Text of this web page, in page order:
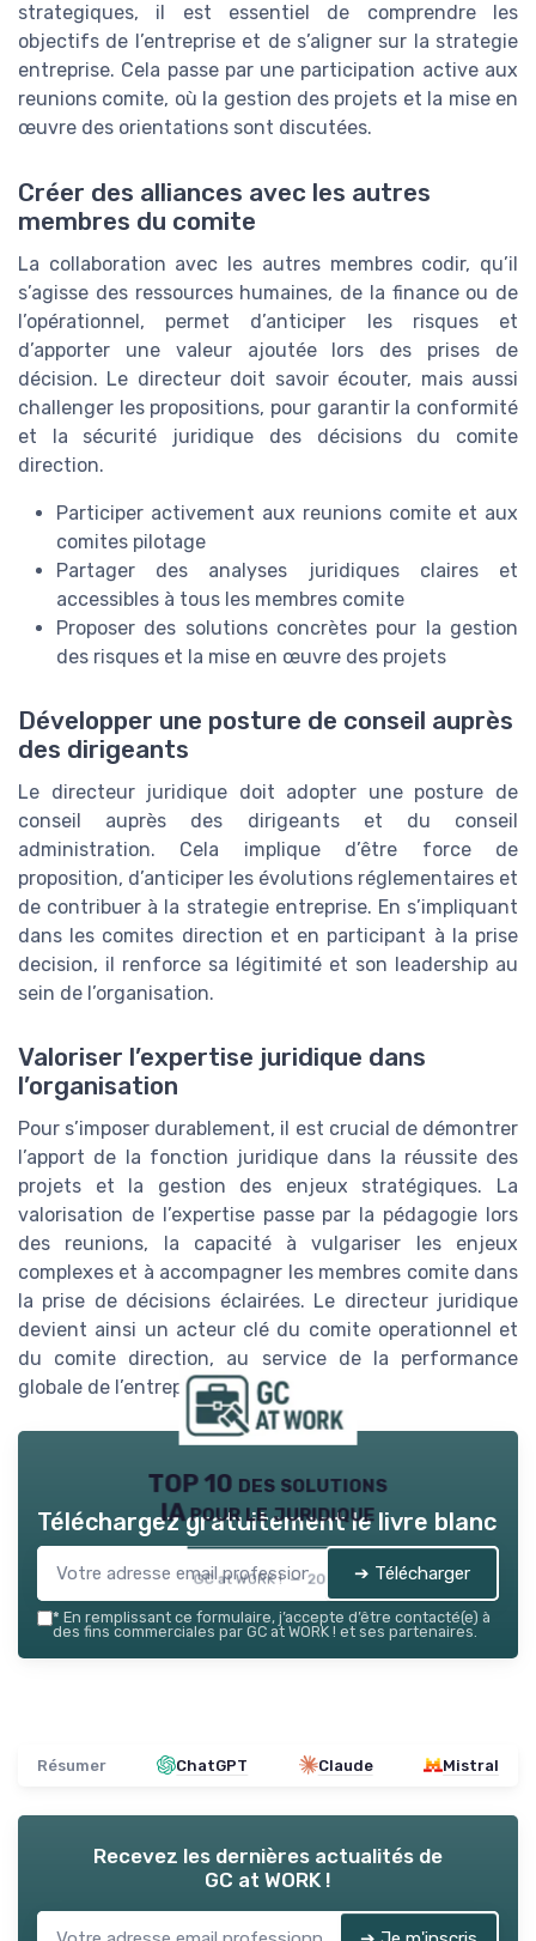
strategiques, il est essentiel de comprendre les
objectifs de l’entreprise et de s’aligner sur la strategie
entreprise. Cela passe par une participation active aux
reunions comite, où la gestion des projets et la mise en
œuvre des orientations sont discutées.
Créer des alliances avec les autres
membres du comite
La collaboration avec les autres membres codir, qu’il
s’agisse des ressources humaines, de la finance ou de
l’opérationnel, permet d’anticiper les risques et
d’apporter une valeur ajoutée lors des prises de
décision. Le directeur doit savoir écouter, mais aussi
challenger les propositions, pour garantir la conformité
et la sécurité juridique des décisions du comite
direction.
Participer activement aux reunions comite et aux
comites pilotage
Partager des analyses juridiques claires et
accessibles à tous les membres comite
Proposer des solutions concrètes pour la gestion
des risques et la mise en œuvre des projets
Développer une posture de conseil auprès
des dirigeants
Le directeur juridique doit adopter une posture de
conseil auprès des dirigeants et du conseil
administration. Cela implique d’être force de
proposition, d’anticiper les évolutions réglementaires et
de contribuer à la strategie entreprise. En s’impliquant
dans les comites direction et en participant à la prise
decision, il renforce sa légitimité et son leadership au
sein de l’organisation.
Valoriser l’expertise juridique dans
l’organisation
Pour s’imposer durablement, il est crucial de démontrer
l’apport de la fonction juridique dans la réussite des
projets et la gestion des enjeux stratégiques. La
valorisation de l’expertise passe par la pédagogie lors
des reunions, la capacité à vulgariser les enjeux
complexes et à accompagner les membres comite dans
la prise de décisions éclairées. Le directeur juridique
devient ainsi un acteur clé du comite operationnel et
du comite direction, au service de la performance
globale de l’entreprise.
TOP 10 des solutions
IA pour le juridique
GC at WORK ! — 2026
Téléchargez gratuitement le livre blanc
➔ Télécharger
* En remplissant ce formulaire, j’accepte d’être contacté(e) à
des fins commerciales par GC at WORK ! et ses partenaires.
Résumer ChatGPT Claude Mistral
Recevez les dernières actualités de
GC at WORK !